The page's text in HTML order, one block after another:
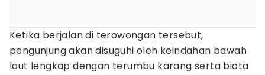
Ketika berjalan di terowongan tersebut,
pengunjung akan disuguhi oleh keindahan bawah
laut lengkap dengan terumbu karang serta biota